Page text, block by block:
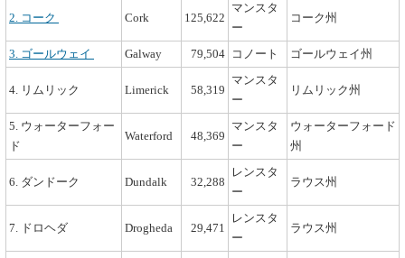
2. コーク Cork 125,622
マンスタ
ー
コーク州
3. ゴールウェイ Galway 79,504 コノート ゴールウェイ州
4. リムリック Limerick 58,319
マンスタ
ー
リムリック州
5. ウォーターフォー
ド
Waterford 48,369
マンスタ
ー
ウォーターフォード
州
6. ダンドーク Dundalk 32,288
レンスタ
ー
ラウス州
7. ドロヘダ Drogheda 29,471
レンスタ
ー
ラウス州